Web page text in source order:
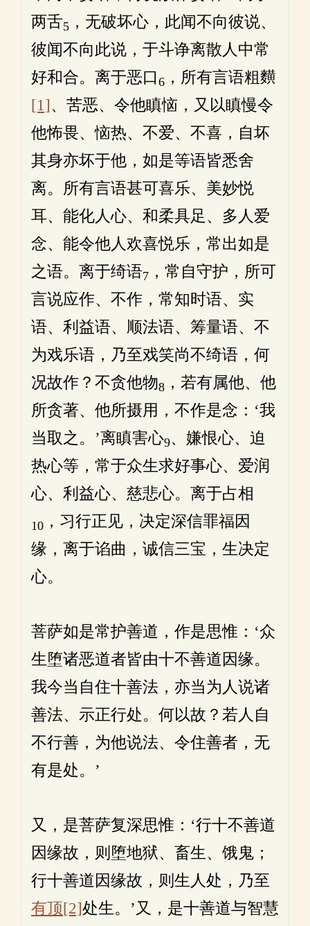
两舌5 ，无破坏心，此闻不向彼说、
彼闻不向此说，于斗诤离散人中常
好和合。离于恶口 6 ，所有言语粗䵃
[1]、苦恶、令他瞋恼，又以瞋慢令
他怖畏、恼热、不爱、不喜，自坏
其身亦坏于他，如是等语皆悉舍
离。所有言语甚可喜乐、美妙悦
耳、能化人心、和柔具足、多人爱
念、能令他人欢喜悦乐，常出如是
之语。离于绮语7 ，常自守护，所可
言说应作、不作，常知时语、实
语、利益语、顺法语、筹量语、不
为戏乐语，乃至戏笑尚不绮语，何
况故作？不贪他物8 ，若有属他、他
所贪著、他所摄用，不作是念：‘我
当取之。’离瞋害心9、嫌恨心、迫
热心等，常于众生求好事心、爱润
心、利益心、慈悲心。离于占相
10 ，习行正见，决定深信罪福因
缘，离于谄曲，诚信三宝，生决定
心。
菩萨如是常护善道，作是思惟：‘众
生堕诸恶道者皆由十不善道因缘。
我今当自住十善法，亦当为人说诸
善法、示正行处。何以故？若人自
不行善，为他说法、令住善者，无
有是处。’
又，是菩萨复深思惟：‘行十不善道
因缘故，则堕地狱、畜生、饿鬼；
行十善道因缘故，则生人处，乃至
有顶[2]处生。’又，是十善道与智慧